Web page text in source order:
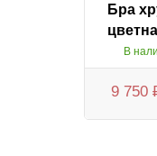
Бра
В
9 750